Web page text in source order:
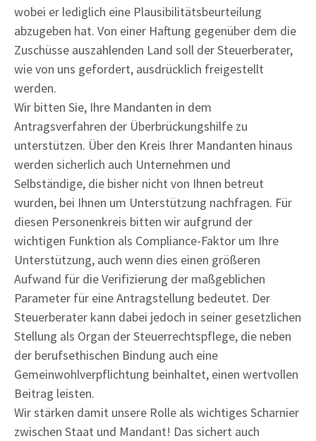
wobei er lediglich eine Plausibilitätsbeurteilung
abzugeben hat. Von einer Haftung gegenüber dem die
Zuschüsse auszahlenden Land soll der Steuerberater,
wie von uns gefordert, ausdrücklich freigestellt
werden.
Wir bitten Sie, Ihre Mandanten in dem
Antragsverfahren der Überbrückungshilfe zu
unterstützen. Über den Kreis Ihrer Mandanten hinaus
werden sicherlich auch Unternehmen und
Selbständige, die bisher nicht von Ihnen betreut
wurden, bei Ihnen um Unterstützung nachfragen. Für
diesen Personenkreis bitten wir aufgrund der
wichtigen Funktion als Compliance-Faktor um Ihre
Unterstützung, auch wenn dies einen größeren
Aufwand für die Verifizierung der maßgeblichen
Parameter für eine Antragstellung bedeutet. Der
Steuerberater kann dabei jedoch in seiner gesetzlichen
Stellung als Organ der Steuerrechtspflege, die neben
der berufsethischen Bindung auch eine
Gemeinwohlverpflichtung beinhaltet, einen wertvollen
Beitrag leisten.
Wir stärken damit unsere Rolle als wichtiges Scharnier
zwischen Staat und Mandant! Das sichert auch